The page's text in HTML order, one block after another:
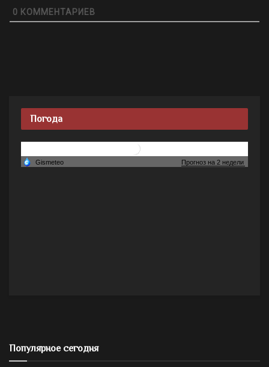
0 КОММЕНТАРИЕВ
Погода
Популярное сегодня